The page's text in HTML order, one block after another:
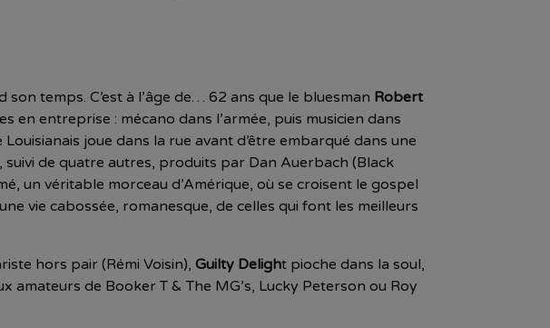
temps. C’est à l’âge de… 62 ans que le bluesman Robert
en entreprise : mécano dans l’armée, puis musicien dans
joue dans la rue avant d’être embarqué dans une
suivi de quatre autres, produits par Dan Auerbach (Black
un véritable morceau d’Amérique, où se croisent le gospel
vie cabossée, romanesque, de celles qui font les meilleurs
hors pair (Rémi Voisin), Guilty Delight pioche dans la soul,
de Booker T & The MG’s, Lucky Peterson ou Roy